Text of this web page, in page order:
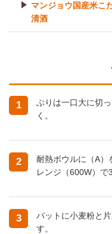
マンジョウ国産米こ
清酒
1
ぶりは一口大に切
く。
2
耐熱ボウルに（A）
レンジ（600W）で
3
バットに小麦粉と
す。